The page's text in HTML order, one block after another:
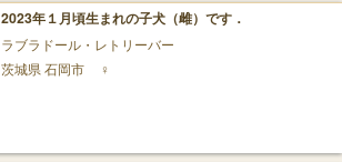
2023年１月頃生まれの子犬（雌）です．
ラブラドール・レトリーバー
茨城県 石岡市
♀